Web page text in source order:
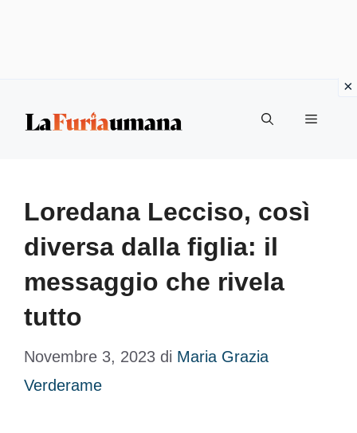
Menu
Loredana Lecciso, così
diversa dalla figlia: il
messaggio che rivela
tutto
Novembre 3, 2023 di Maria Grazia
Verderame